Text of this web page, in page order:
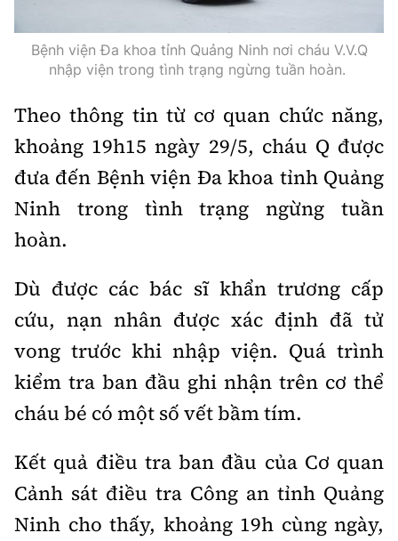
Nhà thầu
Mời thầu - Đấu thầu
Thi viết về GTVT
Hậu trường sao
360 độ thể thao
Sản phẩm mới
Thời sự Quốc tế
Thế giới giao thông
Thế giới xây dựng
Đi ++
Du lịch
Khám phá
Ẩm thực
Video
Thời sự
Khám phá
Camera giao thông
Câu chuyện giao thông
Giải trí - Thể thao
Giấy phép số: 03/GP-BVHTTDL, cấp ngày 1/4/2025.
Tòa soạn: Số 2 Nguyễn Công Hoan, phường Giảng Võ,
Hà Nội.
Tổng biên tập: Nguyễn Thị Hồng Nga
Nguyễn Đức Thắng, La Đức Hùng
Hotline:
0901 514 799
Quảng cáo và Phát hành:
0915 057 282
Bệnh viện Đa khoa tỉnh Quảng Ninh nơi cháu V.V.Q
nhập viện trong tình trạng ngừng tuần hoàn.
Theo thông tin từ cơ quan chức năng,
khoảng 19h15 ngày 29/5, cháu Q được
đưa đến Bệnh viện Đa khoa tỉnh Quảng
Ninh trong tình trạng ngừng tuần
hoàn.
Dù được các bác sĩ khẩn trương cấp
cứu, nạn nhân được xác định đã tử
vong trước khi nhập viện. Quá trình
kiểm tra ban đầu ghi nhận trên cơ thể
cháu bé có một số vết bầm tím.
Kết quả điều tra ban đầu của Cơ quan
Cảnh sát điều tra Công an tỉnh Quảng
Ninh cho thấy, khoảng 19h cùng ngày,